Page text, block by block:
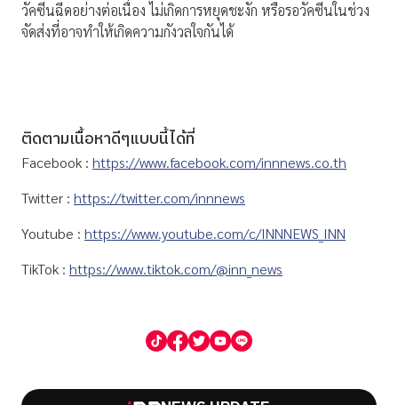
วัคซีนฉีดอย่างต่อเนื่อง ไม่เกิดการหยุดชะงัก หรือรอวัคซีนในช่วง
จัดส่งที่อาจทำให้เกิดความกังวลใจกันได้
ติดตามเนื้อหาดีๆแบบนี้ได้ที่
Facebook : https://www.facebook.com/innnews.co.th
Twitter : https://twitter.com/innnews
Youtube : https://www.youtube.com/c/INNNEWS_INN
TikTok : https://www.tiktok.com/@inn_news